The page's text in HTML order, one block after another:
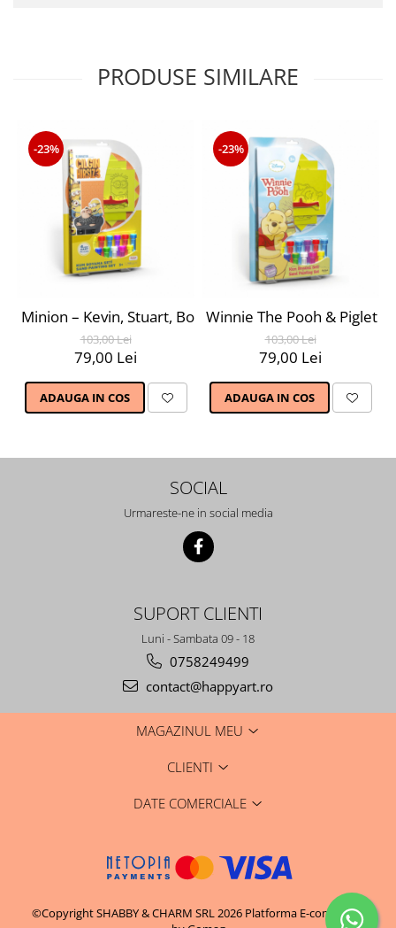
PRODUSE SIMILARE
-23%
Minion – Kevin, Stuart, Bob, Phil, Disney, Set creativ
103,00 Lei
79,00 Lei
ADAUGA IN COS
-23%
Winnie The Pooh & Piglet
103,00 Lei
79,00 Lei
ADAUGA IN COS
SOCIAL
Urmareste-ne in social media
SUPORT CLIENTI
Luni - Sambata 09 - 18
0758249499
contact@happyart.ro
MAGAZINUL MEU
CLIENTI
DATE COMERCIALE
©Copyright SHABBY & CHARM SRL 2026 Platforma E-commerce